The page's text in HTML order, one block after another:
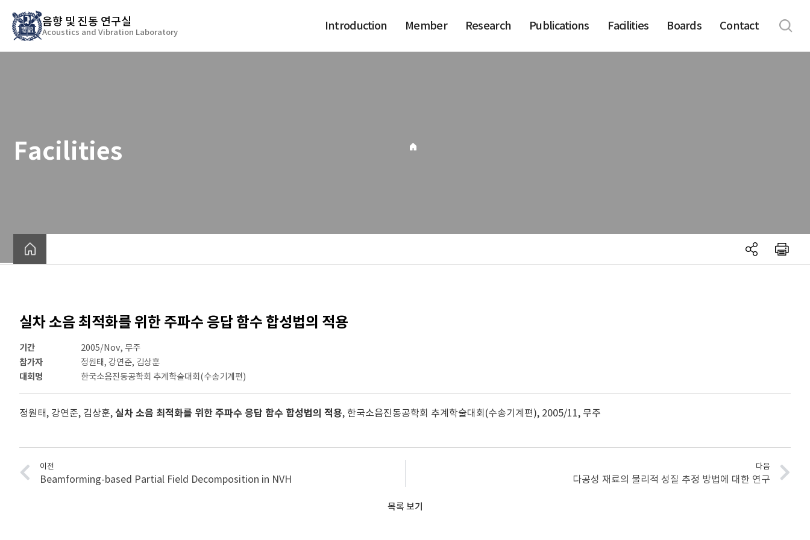
기
음향 및 진동 연구실
Acoustics and Vibration Laboratory Introduction Member Research Publications Facilities Boards Contact
Facilities
실차 소음 최적화를 위한 주파수 응답 함수 합성법의 적용
기간 2005/Nov, 무주
참가자 정원태, 강연준, 김상훈
대회명 한국소음진동공학회 추계학술대회(수송기계편)
정원태, 강연준, 김상훈, 실차 소음 최적화를 위한 주파수 응답 함수 합성법의 적용, 한국소음진동공학회 추계학술대회(수송기계편), 2005/11, 무주
이전
Beamforming-based Partial Field Decomposition in NVH
다음
다공성 재료의 물리적 성질 추정 방법에 대한 연구
목록 보기